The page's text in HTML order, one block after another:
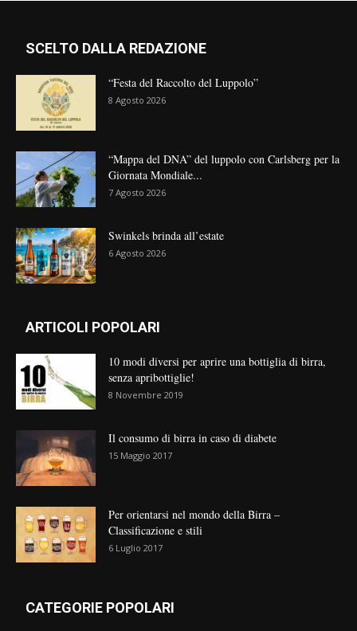
SCELTO DALLA REDAZIONE
“Festa del Raccolto del Luppolo”
8 Agosto 2026
“Mappa del DNA” del luppolo con Carlsberg per la
Giornata Mondiale...
7 Agosto 2026
Swinkels brinda all’estate
6 Agosto 2026
ARTICOLI POPOLARI
10 modi diversi per aprire una bottiglia di birra,
senza apribottiglie!
8 Novembre 2019
Il consumo di birra in caso di diabete
15 Maggio 2017
Per orientarsi nel mondo della Birra –
Classificazione e stili
6 Luglio 2017
CATEGORIE POPOLARI